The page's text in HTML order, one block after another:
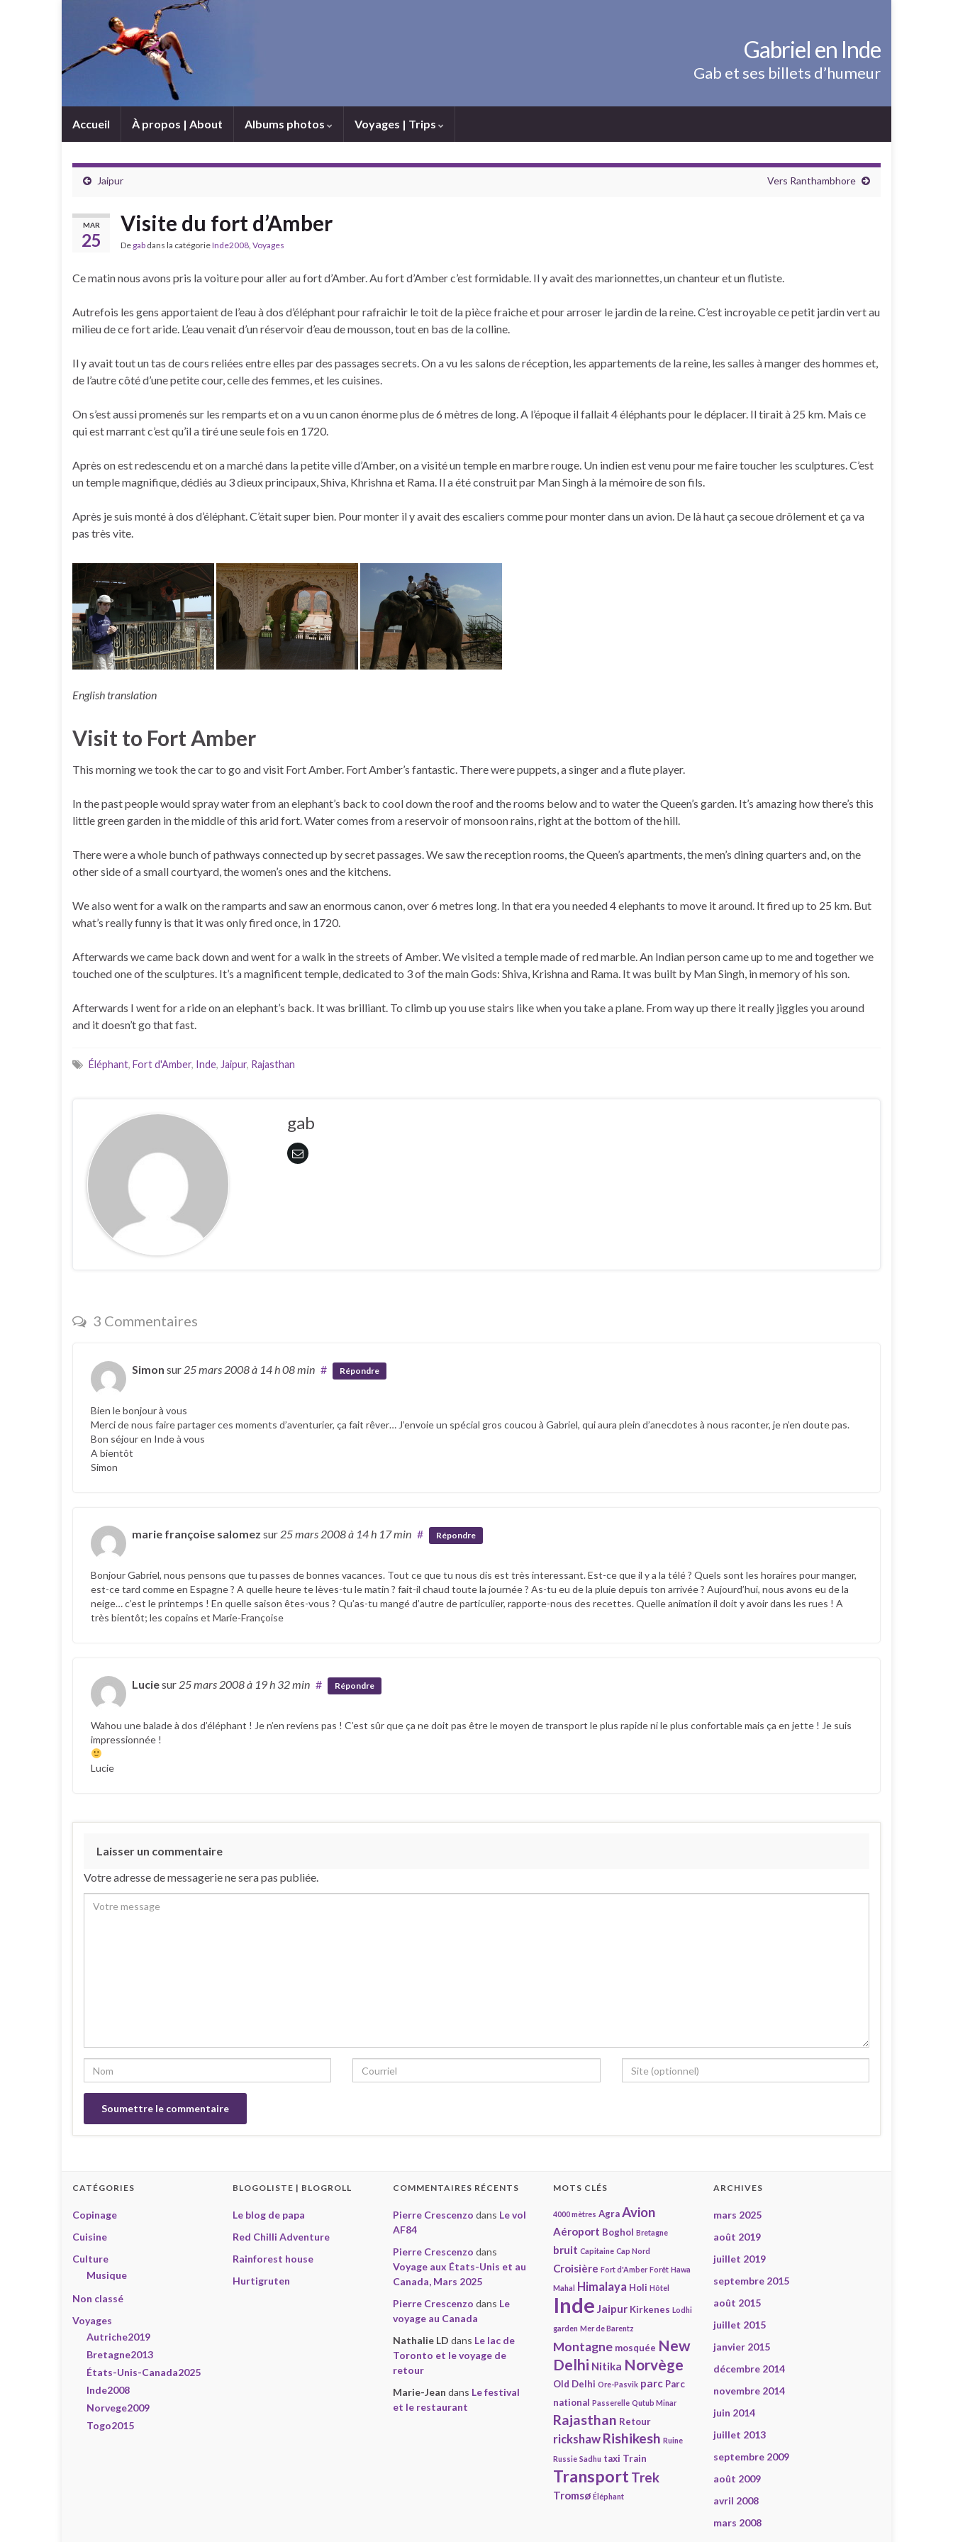
Gabriel en Inde
Gab et ses billets d’humeur
Accueil À propos | About Albums photos Voyages | Trips
Jaipur Vers Ranthambhore
MAR
25
Visite du fort d’Amber
De gab dans la catégorieInde2008, Voyages
Ce matin nous avons pris la voiture pour aller au fort d’Amber. Au fort d’Amber c’est formidable. Il y avait des marionnettes, un chanteur et un flutiste.
Autrefois les gens apportaient de l’eau à dos d’éléphant pour rafraichir le toit de la pièce fraiche et pour arroser le jardin de la reine. C’est incroyable ce petit jardin vert au
milieu de ce fort aride. L’eau venait d’un réservoir d’eau de mousson, tout en bas de la colline.
Il y avait tout un tas de cours reliées entre elles par des passages secrets. On a vu les salons de réception, les appartements de la reine, les salles à manger des hommes et,
de l’autre côté d’une petite cour, celle des femmes, et les cuisines.
On s’est aussi promenés sur les remparts et on a vu un canon énorme plus de 6 mètres de long. A l’époque il fallait 4 éléphants pour le déplacer. Il tirait à 25 km. Mais ce
qui est marrant c’est qu’il a tiré une seule fois en 1720.
Après on est redescendu et on a marché dans la petite ville d’Amber, on a visité un temple en marbre rouge. Un indien est venu pour me faire toucher les sculptures. C’est
un temple magnifique, dédiés au 3 dieux principaux, Shiva, Khrishna et Rama. Il a été construit par Man Singh à la mémoire de son fils.
Après je suis monté à dos d’éléphant. C’était super bien. Pour monter il y avait des escaliers comme pour monter dans un avion. De là haut ça secoue drôlement et ça va
pas très vite.
English translation
Visit to Fort Amber
This morning we took the car to go and visit Fort Amber. Fort Amber’s fantastic. There were puppets, a singer and a flute player.
In the past people would spray water from an elephant’s back to cool down the roof and the rooms below and to water the Queen’s garden. It’s amazing how there’s this
little green garden in the middle of this arid fort. Water comes from a reservoir of monsoon rains, right at the bottom of the hill.
There were a whole bunch of pathways connected up by secret passages. We saw the reception rooms, the Queen’s apartments, the men’s dining quarters and, on the
other side of a small courtyard, the women’s ones and the kitchens.
We also went for a walk on the ramparts and saw an enormous canon, over 6 metres long. In that era you needed 4 elephants to move it around. It fired up to 25 km. But
what’s really funny is that it was only fired once, in 1720.
Afterwards we came back down and went for a walk in the streets of Amber. We visited a temple made of red marble. An Indian person came up to me and together we
touched one of the sculptures. It’s a magnificent temple, dedicated to 3 of the main Gods: Shiva, Krishna and Rama. It was built by Man Singh, in memory of his son.
Afterwards I went for a ride on an elephant’s back. It was brilliant. To climb up you use stairs like when you take a plane. From way up there it really jiggles you around
and it doesn’t go that fast.
Éléphant, Fort d'Amber, Inde, Jaipur, Rajasthan
gab
3 Commentaires
Simon sur 25 mars 2008à 14 h 08 min # Répondre
Bien le bonjour à vous
Merci de nous faire partager ces moments d’aventurier, ça fait rêver… J’envoie un spécial gros coucou à Gabriel, qui aura plein d’anecdotes à nous raconter, je n’en doute pas.
Bon séjour en Inde à vous
A bientôt
Simon
marie françoise salomez sur 25 mars 2008à 14 h 17 min # Répondre
Bonjour Gabriel, nous pensons que tu passes de bonnes vacances. Tout ce que tu nous dis est très interessant. Est-ce que il y a la télé ? Quels sont les horaires pour manger,
est-ce tard comme en Espagne ? A quelle heure te lèves-tu le matin ? fait-il chaud toute la journée ? As-tu eu de la pluie depuis ton arrivée ? Aujourd’hui, nous avons eu de la
neige… c’est le printemps ! En quelle saison êtes-vous ? Qu’as-tu mangé d’autre de particulier, rapporte-nous des recettes. Quelle animation il doit y avoir dans les rues ! A
très bientôt; les copains et Marie-Françoise
Luciesur 25 mars 2008à 19 h 32 min # Répondre
Wahou une balade à dos d’éléphant ! Je n’en reviens pas ! C’est sûr que ça ne doit pas être le moyen de transport le plus rapide ni le plus confortable mais ça en jette ! Je suis
impressionnée !
Lucie
Laisser un commentaire
Votre adresse de messagerie ne sera pas publiée.
CATÉGORIES
Copinage
Cuisine
Culture
Musique
Non classé
Voyages
Autriche2019
Bretagne2013
États-Unis-Canada2025
Inde2008
Norvege2009
Togo2015
BLOGOLISTE | BLOGROLL
Le blog de papa
Red Chilli Adventure
Rainforest house
Hurtigruten
COMMENTAIRES RÉCENTS
Pierre Crescenzo dans Le vol
AF84
Pierre Crescenzo dans
Voyage aux États-Unis et au
Canada, Mars 2025
Pierre Crescenzo dans Le
voyage au Canada
Nathalie LD dans Le lac de
Toronto et le voyage de
retour
Marie-Jean dans Le festival
et le restaurant
MOTS CLÉS
4000 mètres AgraAvion
Aéroport Boghol Bretagne
bruit Capitaine Cap Nord
Croisière Fort d'Amber Forêt Hawa
Mahal Himalaya Holi Hôtel
Inde Jaipur Kirkenes Lodhi
garden Mer de Barentz
Montagne mosquée New
Delhi Nitika Norvège
Old Delhi Ore-Pasvik parc Parc
national Passerelle Qutub Minar
Rajasthan Retour
rickshaw Rishikesh Ruine
Russie Sadhu taxi Train
Transport Trek
Tromsø Éléphant
ARCHIVES
mars 2025
août 2019
juillet 2019
septembre 2015
août 2015
juillet 2015
janvier 2015
décembre 2014
novembre 2014
juin 2014
juillet 2013
septembre 2009
août 2009
avril 2008
mars 2008